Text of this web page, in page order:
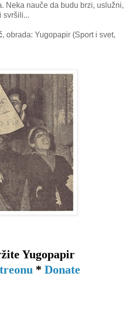
Neka nauče da budu brzi, uslužni,
svršili...
, obrada: Yugopapir (Sport i svet,
Yugopapir
* Donate